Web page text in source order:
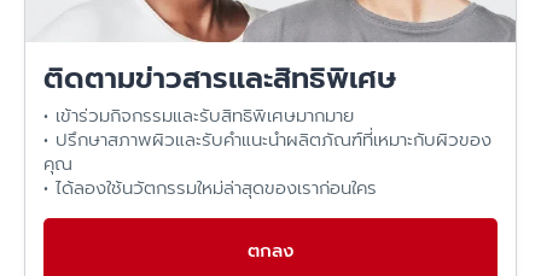
ติดตามข่าวสารและสิทธิพิเศษ
• เข้าร่วมกิจกรรมและรับสิทธิพิเศษมากมาย
• ปรึกษาสภาพผิวและรับคำแนะนำผลิตภัณฑ์ที่เหมาะกับผิวของ
คุณ
• ได้ลองใช้นวัตกรรมใหม่ล่าสุดของเราก่อนใคร
ตกลง